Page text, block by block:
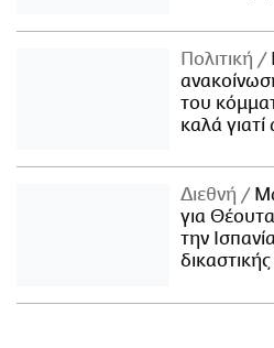
Πολιτική
του
καλά
Διεθνή
για
την